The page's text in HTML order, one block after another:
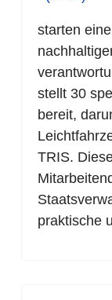
starten
stellt 30
bereit,
TRIS.
praktische